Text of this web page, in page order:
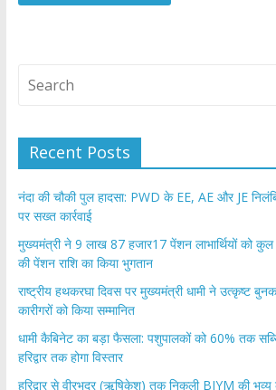
Recent Posts
नंदा की चौकी पुल हादसा: PWD के EE, AE और JE
पर सख्त कार्रवाई
मुख्यमंत्री ने 9 लाख 87 हजार17 पेंशन लाभार्थियों को
की पेंशन राशि का किया भुगतान
राष्ट्रीय हथकरघा दिवस पर मुख्यमंत्री धामी ने उत्कृष्ट
कारीगरों को किया सम्मानित
​धामी कैबिनेट का बड़ा फैसला: पशुपालकों को 60% तक
हरिद्वार तक होगा विस्तार
​हरिद्वार से वीरभद्र (ऋषिकेश) तक निकली BJYM की भव्य